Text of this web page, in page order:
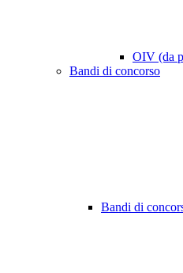
OIV (da
Bandi di concorso
Bandi di